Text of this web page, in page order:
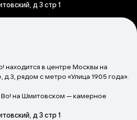
д 3 стр 1
находится в центре Москвы на
рядом с метро «Улица 1905 года».
Во! на Шмитовском — камерное
где артист и зритель находятся на
д 3 стр 1